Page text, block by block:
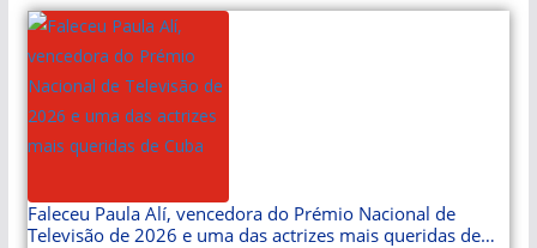
Faleceu Paula Alí, vencedora do Prémio Nacional de
Televisão de 2026 e uma das actrizes mais queridas de